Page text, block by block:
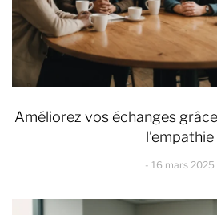
Améliorez vos échanges
l’empathie
16 mars 2025